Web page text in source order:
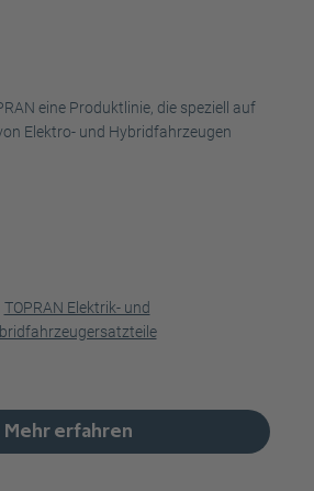
eine Produktlinie, die speziell auf
Elektro- und Hybridfahrzeugen
Mehr erfahren